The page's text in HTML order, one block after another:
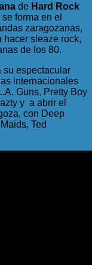
de Hard Rock
forma en el
zaragozanas,
hacer sleaze rock,
de los 80.
su espectacular
internacionales
Guns, Pretty Boy
y a abrir el
con Deep
Ted